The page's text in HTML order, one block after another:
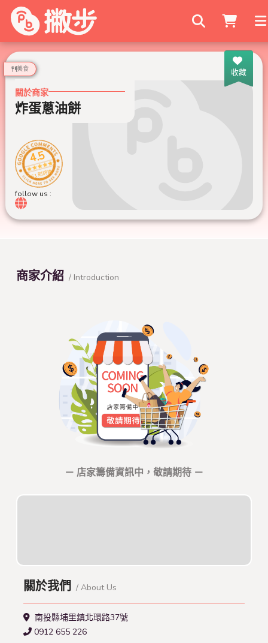
搜尋商家
收藏
美食
關於商家
炸蛋蔥油餅
4.5
61 則評論
follow us :
商家介紹 / Introduction
－ 店家籌備資訊中，敬請期待 －
關於我們 / About Us
南投縣埔里鎮北環路37號
0912 655 226